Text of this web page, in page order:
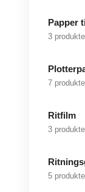
Papper
3
7
Ritfilm
3
5